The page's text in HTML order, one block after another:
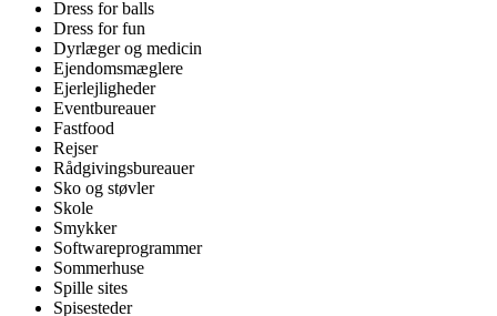
Dress for balls
Dress for fun
Dyrlæger og medicin
Ejendomsmæglere
Ejerlejligheder
Eventbureauer
Fastfood
Rejser
Rådgivingsbureauer
Sko og støvler
Skole
Smykker
Softwareprogrammer
Sommerhuse
Spille sites
Spisesteder